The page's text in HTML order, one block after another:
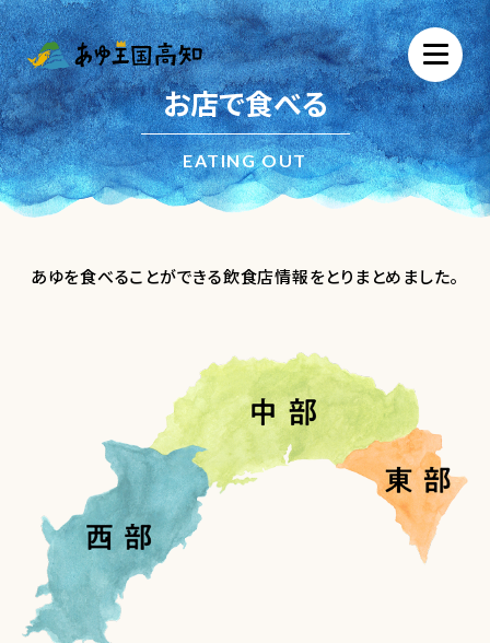
お店で食べる
EATING OUT
あゆを食べることができる飲食店情報をとりまとめました。